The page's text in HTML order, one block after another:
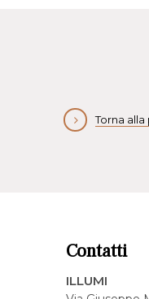
Torna
Contatti
ILLUMI